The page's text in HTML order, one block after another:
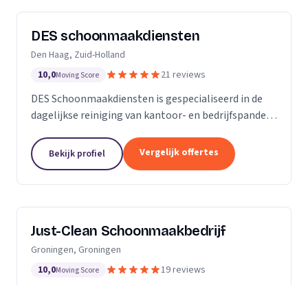
DES schoonmaakdiensten
Den Haag, Zuid-Holland
10,0Moving Score 21 reviews
DES Schoonmaakdiensten is gespecialiseerd in de
dagelijkse reiniging van kantoor- en bedrijfspanden
ervaring in de glas- en gevelreiniging. Maar met...
Bekijk profiel Vergelijk offertes
Just-Clean Schoonmaakbedrijf
Groningen, Groningen
10,0Moving Score 19 reviews